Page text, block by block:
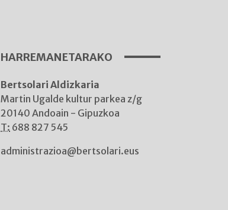
HARREMANETARAKO
Bertsolari Aldizkaria
Martin Ugalde kultur parkea z/g
20140 Andoain - Gipuzkoa
T: 688 827 545
administrazioa@bertsolari.eus